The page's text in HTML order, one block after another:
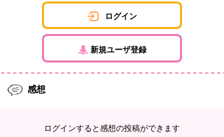
ログイン
新規ユーザ登録
感想
ログインすると感想の投稿ができます